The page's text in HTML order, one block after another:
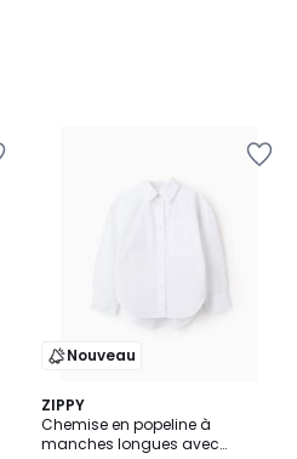
Nouveau
ZIPPY
Chemise en popeline à
manches longues avec